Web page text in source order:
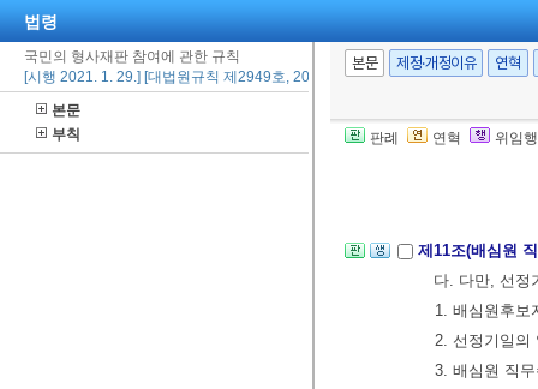
법령
국민의 형사재판 참여에 관한 규칙
[시행 2021. 1. 29.] [대법원규칙 제2949호, 2021. 1. 29., 타법개정]
본문
부칙
본문 제정·개정이유 연혁
판례 연혁 위임
제10조(여비ㆍ
1. 배심원후보
2. 배심원ㆍ예
제11조(배심원
다. 다만, 선정
1. 배심원후보
2. 선정기일의
3. 배심원 직